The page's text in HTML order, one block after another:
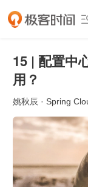
15 | 配置中
用？
姚秋辰 · Spring